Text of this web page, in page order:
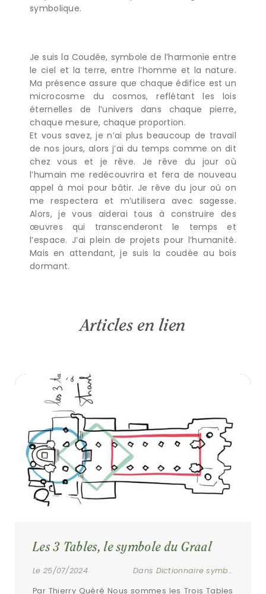
symbolique.
Je suis la Coudée, symbole de l’harmonie entre
le ciel et la terre, entre l’homme et la nature.
Ma présence assure que chaque édifice est un
microcosme du cosmos, reflétant les lois
éternelles de l’univers dans chaque pierre,
chaque mesure, chaque proportion.
Et vous savez, je n’ai plus beaucoup de travail
de nos jours, alors j’ai du temps comme on dit
chez vous et je rêve. Je rêve du jour où
l’humain me redécouvrira et fera de nouveau
appel à moi pour bâtir. Je rêve du jour où on
me respectera et m’utilisera avec sagesse.
Alors, je vous aiderai tous à construire des
œuvres qui transcenderont le temps et
l’espace. J’ai plein de projets pour l’humanité.
Mais en attendant, je suis la coudée au bois
dormant.
Articles en lien
Les 3 Tables, le symbole du Graal
Le 25/07/2024 Dans Dictionnaire symbolique
Par Thierry Quéré Nous sommes les Trois Tables